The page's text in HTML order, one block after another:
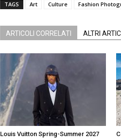
TAGS Art Culture Fashion
ARTICOLI CORRELATI ALTRI
Louis Vuitton Spring-Summer 2027